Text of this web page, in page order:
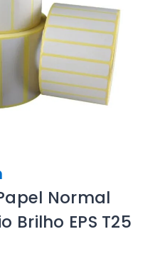
Normal
Brilho EPS T25